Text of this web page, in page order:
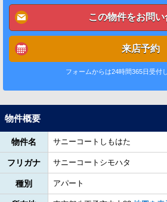
この物件をお問
来店予約
フォームからは24時間365日受付
物件概要
物件名 サニーコートしもはた
フリガナ サニーコートシモハタ
種別 アパート